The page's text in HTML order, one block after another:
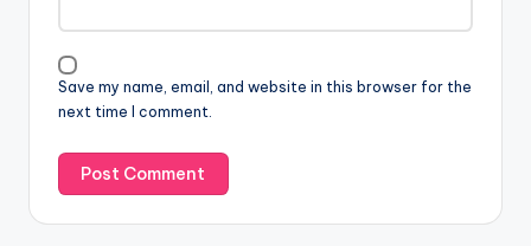
Save my name, email, and website in this browser for the
next time I comment.